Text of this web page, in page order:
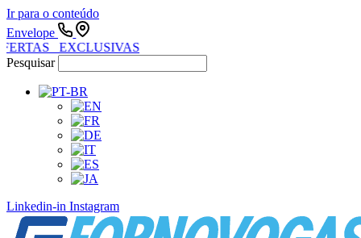
Ir para o conteúdo
Envelope
EXCLUSIVAS
Pesquisar
Linkedin-in Instagram